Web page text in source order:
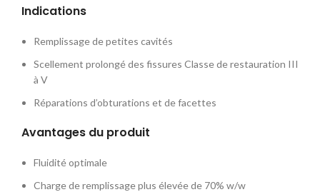
Indications
Remplissage de petites cavités
Scellement prolongé des fissures Classe de restauration III
à V
Réparations d’obturations et de facettes
Avantages du produit
Fluidité optimale
Charge de remplissage plus élevée de 70% w/w